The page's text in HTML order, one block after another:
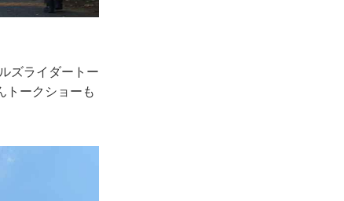
ズライダートー
トークショーも